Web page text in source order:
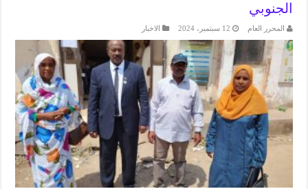
الجنوبي
المحرر العام 12 سبتمبر، 2024 الاخبار